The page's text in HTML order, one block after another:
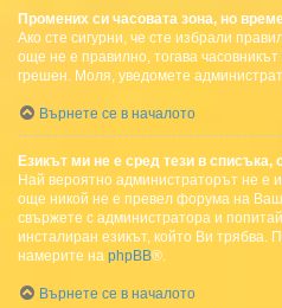
Промених си часовата зона, но
Ако сте сигурни, че сте избрали
още не е правилно, тогава
грешен. Моля, уведомете
Върнете се в началото
Езикът ми не е сред тези в списъка,
Най вероятно администраторът не е
още никой не е превел форума на
свържете с администратора и
инсталиран езикът, който Ви
намерите на phpBB®.
Върнете се в началото